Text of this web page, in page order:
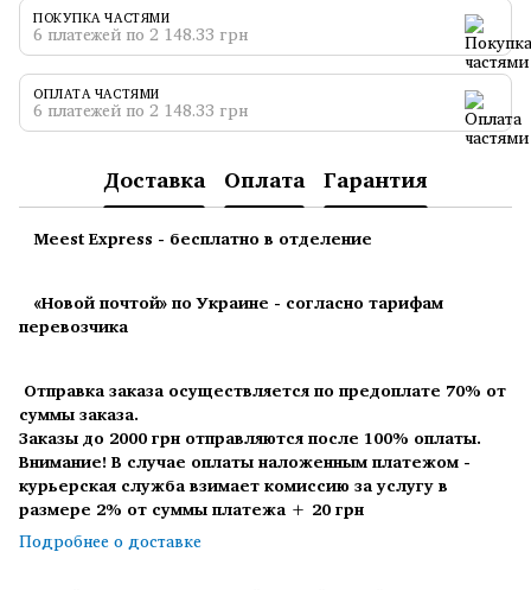
ПОКУПКА ЧАСТЯМИ
6 платежей по 2 148.33 грн
ОПЛАТА ЧАСТЯМИ
6 платежей по 2 148.33 грн
Доставка Оплата Гарантия
Meest Express - бесплатно в отделение
«Новой почтой» по Украине - согласно тарифам
перевозчика
Отправка заказа осуществляется по предоплате 70% от
суммы заказа.
Заказы до 2000 грн отправляются после 100% оплаты.
Внимание! В случае оплаты наложенным платежом -
курьерская служба взимает комиссию за услугу в
размере 2% от суммы платежа + 20 грн
Подробнее о доставке